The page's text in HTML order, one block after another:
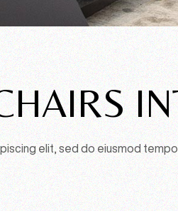
elit, sed do eiusmod